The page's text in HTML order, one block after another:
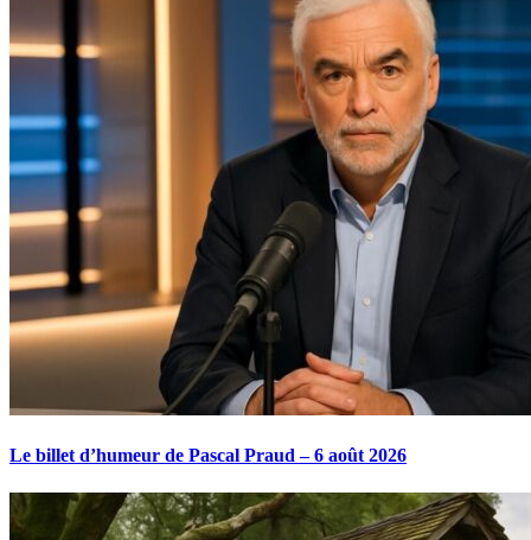
Le billet d’humeur de Pascal Praud – 6 août 2026